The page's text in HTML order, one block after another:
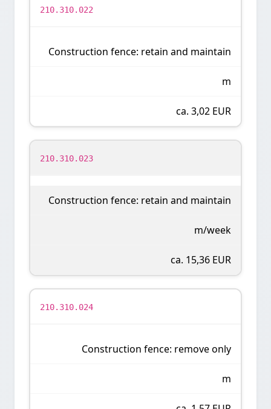
210.310.022
Construction fence: retain and maintain
m
ca. 3,02 EUR
210.310.023
Construction fence: retain and maintain
m/week
ca. 15,36 EUR
210.310.024
Construction fence: remove only
m